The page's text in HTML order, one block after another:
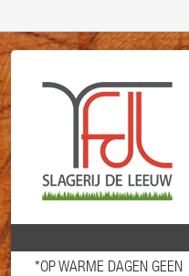
*OP WARME DAGEN GEEN